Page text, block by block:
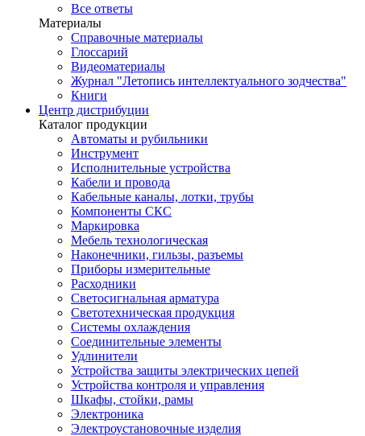
Все ответы
Материалы
Справочные материалы
Глоссарий
Видеоматериалы
Журнал "Летопись интеллектуального зодчества"
Книги
Центр дистрибуции
Каталог продукции
Автоматы и рубильники
Инструмент
Исполнительные устройства
Кабели и провода
Кабельные каналы, лотки, трубы
Компоненты СКС
Маркировка
Мебель технологическая
Наконечники, гильзы, разъемы
Приборы измерительные
Расходники
Светосигнальная арматура
Светотехническая продукция
Системы охлаждения
Соединительные элементы
Удлинители
Устройства защиты электрических цепей
Устройства контроля и управления
Шкафы, стойки, рамы
Электроника
Электроустановочные изделия